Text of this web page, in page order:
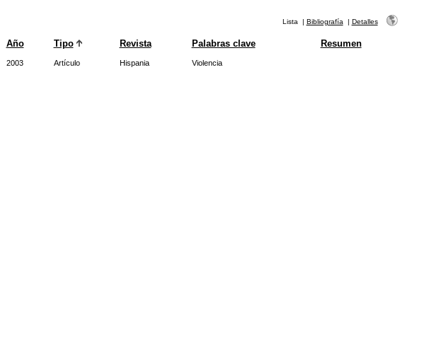
Lista | Bibliografía | Detalles
Año Tipo Revista Palabras clave Resumen
2003 Artículo Hispania Violencia